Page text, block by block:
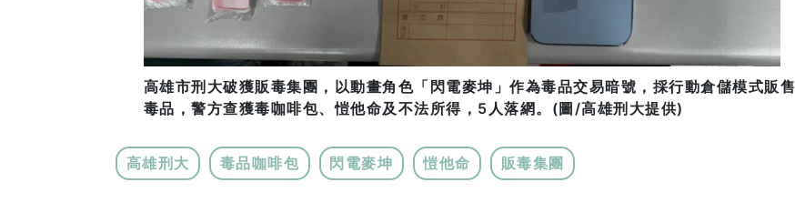
高雄市刑大破獲販毒集團，以動畫角色「閃電麥坤」作為毒品交易暗號，採行動倉儲模式販售
毒品，警方查獲毒咖啡包、愷他命及不法所得，5人落網。(圖/高雄刑大提供)
高雄刑大 毒品咖啡包 閃電麥坤 愷他命 販毒集團